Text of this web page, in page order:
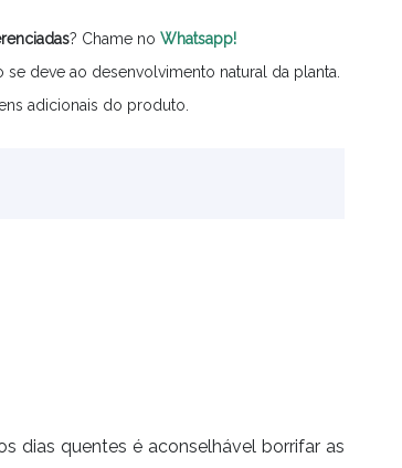
? Chame no Whatsapp!
deve ao desenvolvimento natural da planta.
adicionais do produto.
dias quentes é aconselhável borrifar as